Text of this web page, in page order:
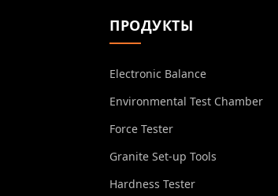
ПРОДУКТЫ
Electronic Balance
Environmental Test Chamber
Force Tester
Granite Set-up Tools
Hardness Tester